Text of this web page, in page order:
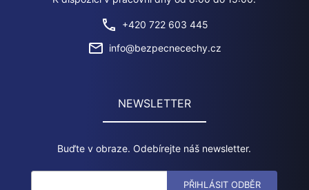
+420 722 603 445
info@bezpecnecechy.cz
NEWSLETTER
Buďte v obraze. Odebírejte náš newsletter.